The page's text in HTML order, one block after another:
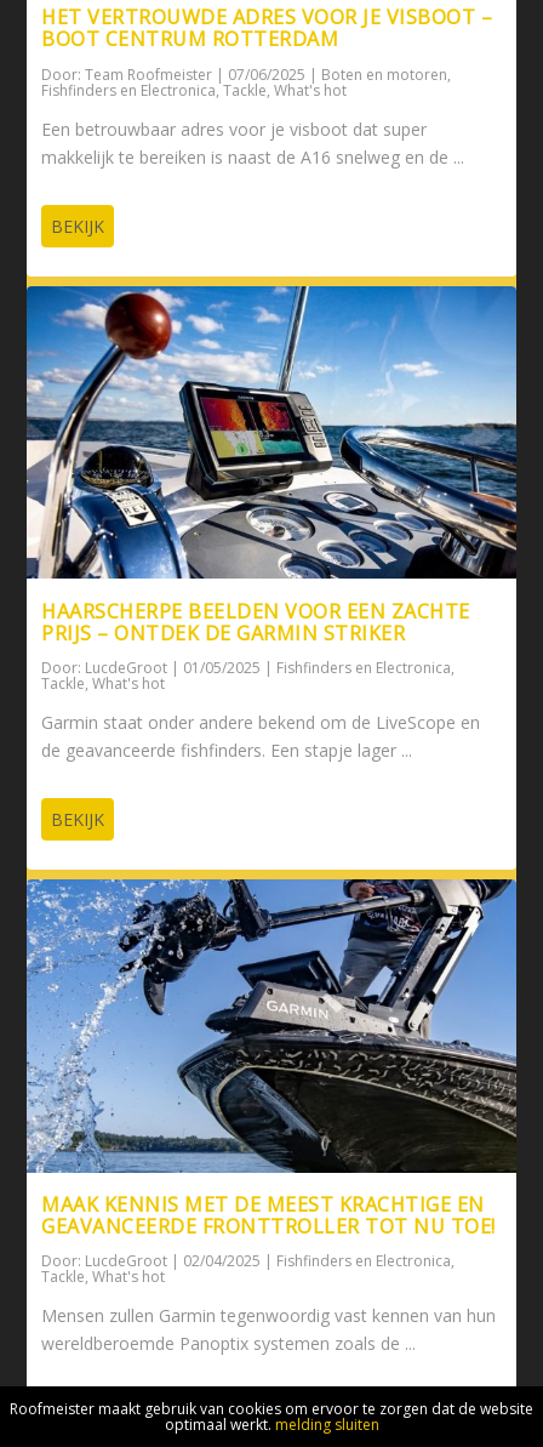
HET VERTROUWDE ADRES VOOR JE VISBOOT –
BOOT CENTRUM ROTTERDAM
Door:Team Roofmeister | 07/06/2025 | Boten en motoren,
Fishfinders en Electronica,Tackle,What's hot
Een betrouwbaar adres voor je visboot dat super
makkelijk te bereiken is naast de A16 snelweg en de ...
BEKIJK
HAARSCHERPE BEELDEN VOOR EEN ZACHTE
PRIJS – ONTDEK DE GARMIN STRIKER
Door: LucdeGroot | 01/05/2025 | Fishfinders en Electronica,
Tackle,What's hot
Garmin staat onder andere bekend om de LiveScope en
de geavanceerde fishfinders. Een stapje lager ...
BEKIJK
MAAK KENNIS MET DE MEEST KRACHTIGE EN
GEAVANCEERDE FRONTTROLLER TOT NU TOE!
Door: LucdeGroot | 02/04/2025 | Fishfinders en Electronica,
Tackle,What's hot
Mensen zullen Garmin tegenwoordig vast kennen van hun
wereldberoemde Panoptix systemen zoals de ...
BEKIJK
Roofmeister maakt gebruik van cookies om ervoor te zorgen dat de website
optimaal werkt. melding sluiten